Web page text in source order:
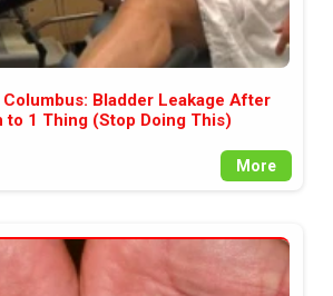
Bladder Leakage After
to 1 Thing (Stop Doing This)
More